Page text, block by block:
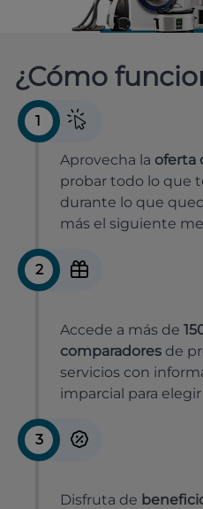
¿Cómo
1
Aprovecha la oferta
probar todo lo que
durante lo que
más el siguiente
2
Accede a más de
comparadores de
servicios con
imparcial para
3
Disfruta de